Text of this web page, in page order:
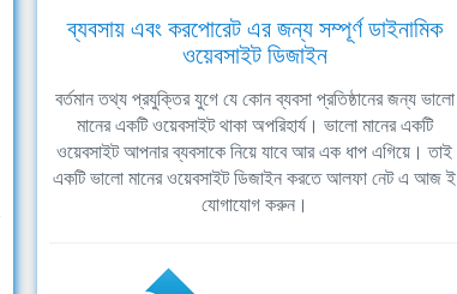
ব্যবসায় এবং করপোরেট এর জন্য সম্পূর্ণ ডাইনামিক
ওয়েবসাইট ডিজাইন
বর্তমান তথ্য প্রযুক্তির যুগে যে কোন ব্যবসা প্রতিষ্ঠানের জন্য ভালো
মানের একটি ওয়েবসাইট থাকা অপরিহার্য। ভালো মানের একটি
ওয়েবসাইট আপনার ব্যবসাকে নিয়ে যাবে আর এক ধাপ এগিয়ে। তাই
একটি ভালো মানের ওয়েবসাইট ডিজাইন করতে আলফা নেট এ আজ ই
যোগাযোগ করুন।